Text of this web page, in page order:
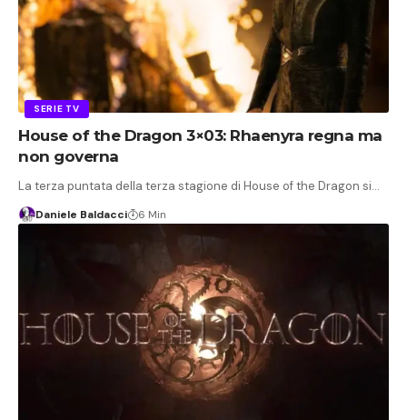
SERIE TV
House of the Dragon 3×03: Rhaenyra regna ma
non governa
La terza puntata della terza stagione di House of the Dragon si…
Daniele Baldacci 6 Min